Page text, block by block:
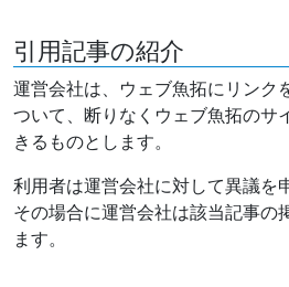
引用記事の紹介
運営会社は、ウェブ魚拓にリンク
ついて、断りなくウェブ魚拓のサ
きるものとします。
利用者は運営会社に対して異議を
その場合に運営会社は該当記事の
ます。